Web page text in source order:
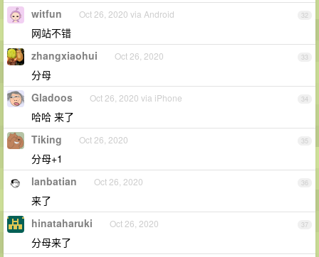
32
witfun Oct 26, 2020 via Android
网站不错
33
zhangxiaohui Oct 26, 2020
分母
34
Gladoos Oct 26, 2020 via iPhone
哈哈 来了
35
Tiking Oct 26, 2020
分母+1
36
lanbatian Oct 26, 2020
来了
37
hinataharuki Oct 26, 2020
分母来了